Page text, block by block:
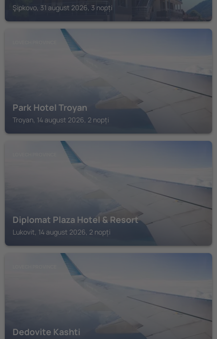
Şipkovo, 31 august 2026, 3 nopți
Park Hotel Troyan
Troyan, 14 august 2026, 2 nopți
Diplomat Plaza Hotel & Resort
Lukovit, 14 august 2026, 2 nopți
Dedovite Kashti